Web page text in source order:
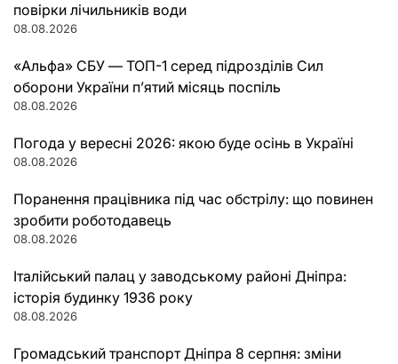
повірки лічильників води
08.08.2026
«Альфа» СБУ — ТОП-1 серед підрозділів Сил
оборони України п’ятий місяць поспіль
08.08.2026
Погода у вересні 2026: якою буде осінь в Україні
08.08.2026
Поранення працівника під час обстрілу: що повинен
зробити роботодавець
08.08.2026
Італійський палац у заводському районі Дніпра:
історія будинку 1936 року
08.08.2026
Громадський транспорт Дніпра 8 серпня: зміни